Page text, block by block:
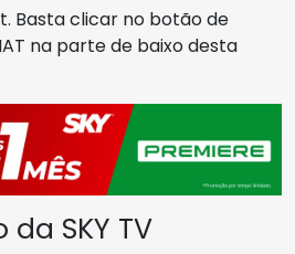
Basta clicar no botão de
na parte de baixo desta
SKY TV